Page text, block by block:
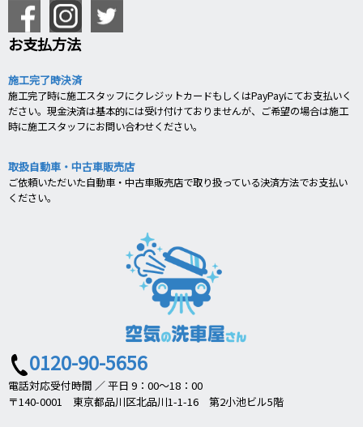
お支払方法
施工完了時決済
施工完了時に施工スタッフにクレジットカードもしくはPayPayにてお支払いく
ださい。現金決済は基本的には受け付けておりませんが、ご希望の場合は施工
時に施工スタッフにお問い合わせください。
取扱自動車・中古車販売店
ご依頼いただいた自動車・中古車販売店で取り扱っている決済方法でお支払い
ください。
0120-90-5656
電話対応受付時間 ／ 平日 9：00～18：00
〒140-0001 東京都品川区北品川1-1-16 第2小池ビル5階